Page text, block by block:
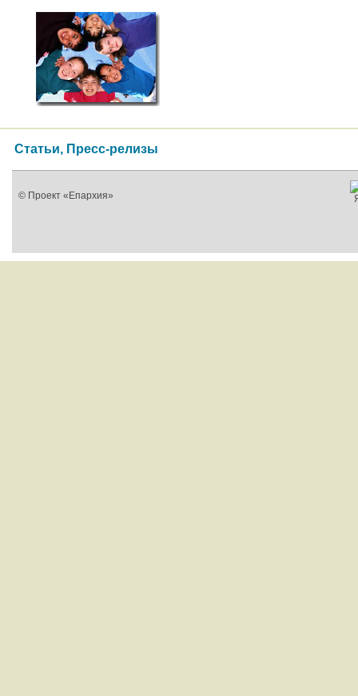
Статьи, Пресс-релизы
© Проект «Епархия»